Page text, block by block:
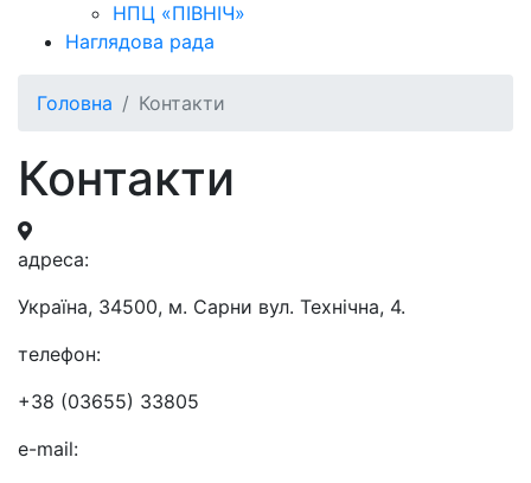
НПЦ «ПІВНІЧ»
Наглядова рада
Головна Контакти
Контакти
aдресa:
Україна, 34500, м. Сарни вул. Технічна, 4.
телефон:
+38 (03655) 33805
e-mail: